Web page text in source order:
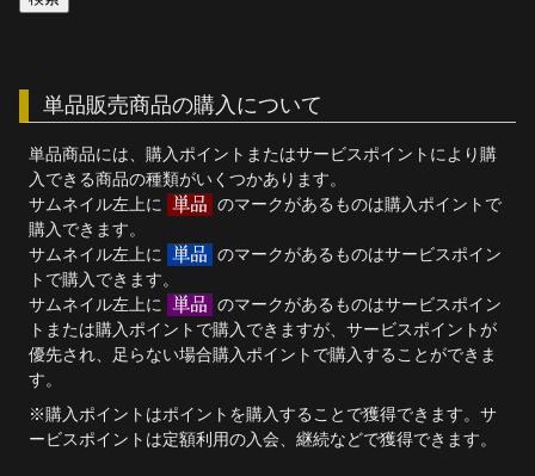
単品販売商品の購入について
単品商品には、購入ポイントまたはサービスポイントにより購
入できる商品の種類がいくつかあります。
サムネイル左上に
のマークがあるものは購入ポイントで
購入できます。
サムネイル左上に
のマークがあるものはサービスポイン
トで購入できます。
サムネイル左上に
のマークがあるものはサービスポイン
トまたは購入ポイントで購入できますが、サービスポイントが
優先され、足らない場合購入ポイントで購入することができま
す。
※購入ポイントはポイントを購入することで獲得できます。サ
ービスポイントは定額利用の入会、継続などで獲得できます。